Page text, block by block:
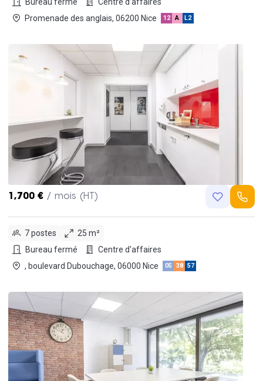
Promenade des anglais, 06200 Nice
12 A L2
1,700 € / mois (HT)
7 postes
25 m²
Bureau fermé
Centre d'affaires
, boulevard Dubouchage, 06000 Nice
05 38 57